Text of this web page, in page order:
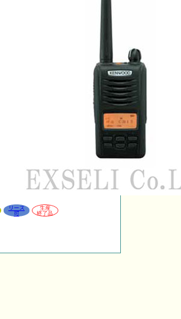
リース
可
生産
終了品